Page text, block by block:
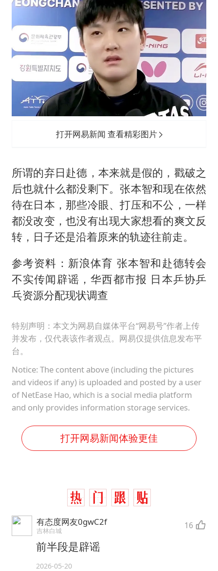
打开网易新闻 查看精彩图片
所谓的弃日赴德，本来就是假的，戳破之
后也就什么都没剩下。张本智和现在依然
待在日本，那些冷眼、打压和不公，一样
都没改变，也没有出现大家想看的爽文反
转，日子还是沿着原来的轨迹往前走。
参考资料：新浪体育 张本智和赴德转会
不实传闻辟谣，华西都市报 日本乒协乒
乓资源分配现状调查
特别声明：本文为网易自媒体平台“网易号”作者上传
并发布，仅代表该作者观点。网易仅提供信息发布平
台。
Notice: The content above (including the pictures
and videos if any) is uploaded and posted by a user
of NetEase Hao, which is a social media platform
and only provides information storage services.
打开网易新闻体验更佳
有态度网友0gwC2f
吉林白城 16
前半段是辟谣
2026-05-20